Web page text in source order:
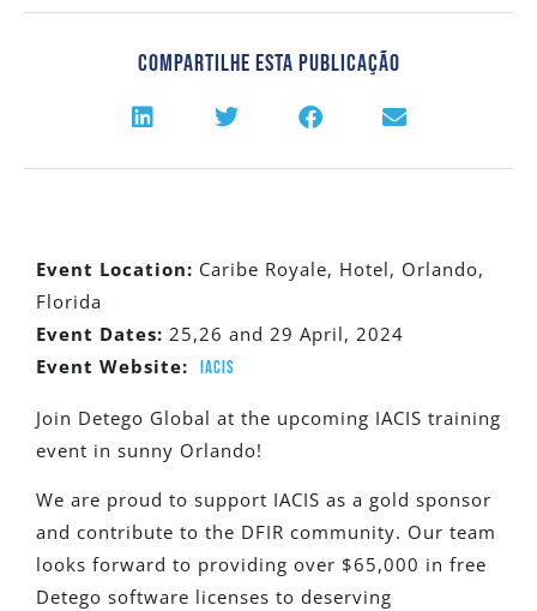
Compartilhe Esta Publicação
Event Location: Caribe Royale, Hotel, Orlando,
Florida
Event Dates: 25,26 and 29 April, 2024
Event Website: IACIS
Join Detego Global at the upcoming IACIS training
event in sunny Orlando!
We are proud to support IACIS as a gold sponsor
and contribute to the DFIR community. Our team
looks forward to providing over $65,000 in free
Detego software licenses to deserving